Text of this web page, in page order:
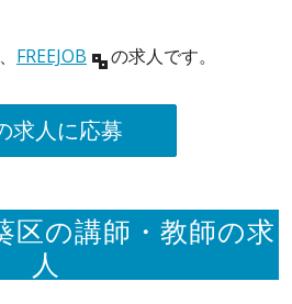
FREEJOB の求人です。
求人に応募
区の講師・教師の求
人